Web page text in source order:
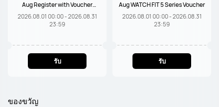
Aug Register with Voucher
300THB
2026.08.01 00:00 - 2026.08.31
23:59
รับ
Aug WATCH FIT 5 Series Voucher
2026.08.01 00:00 - 2026.08.31
23:59
รับ
ของขวัญ